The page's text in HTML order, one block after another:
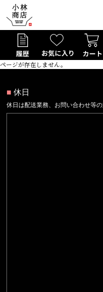
ページが存在しません。
■ 休日
休日は配送業務、お問い合わせ等